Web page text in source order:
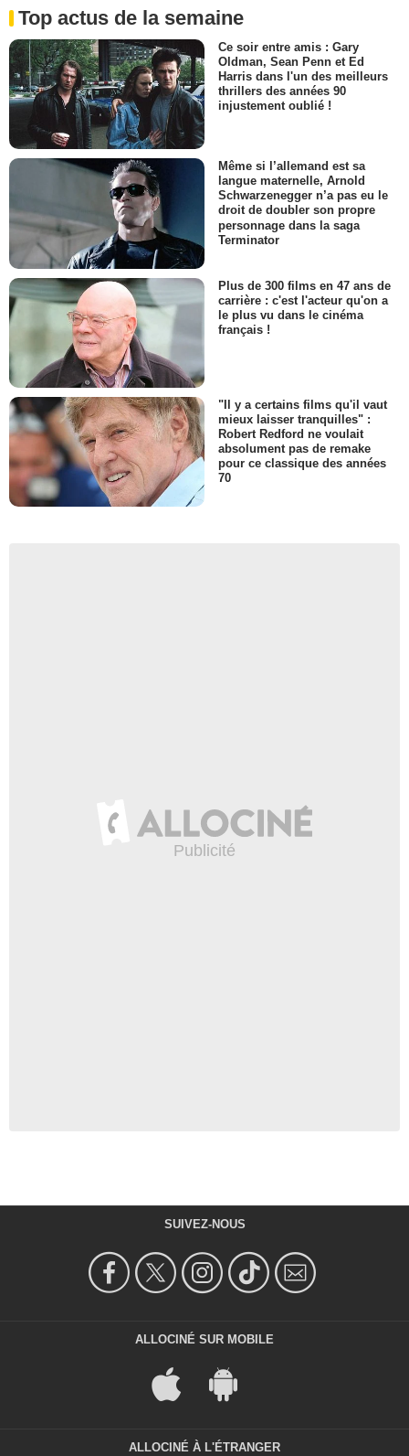
Top actus de la semaine
Ce soir entre amis : Gary
Oldman, Sean Penn et Ed
Harris dans l'un des meilleurs
thrillers des années 90
injustement oublié !
Même si l’allemand est sa
langue maternelle, Arnold
Schwarzenegger n’a pas eu le
droit de doubler son propre
personnage dans la saga
Terminator
Plus de 300 films en 47 ans de
carrière : c'est l'acteur qu'on a
le plus vu dans le cinéma
français !
"Il y a certains films qu'il vaut
mieux laisser tranquilles" :
Robert Redford ne voulait
absolument pas de remake
pour ce classique des années
70
SUIVEZ-NOUS
ALLOCINÉ SUR MOBILE
ALLOCINÉ À L'ÉTRANGER